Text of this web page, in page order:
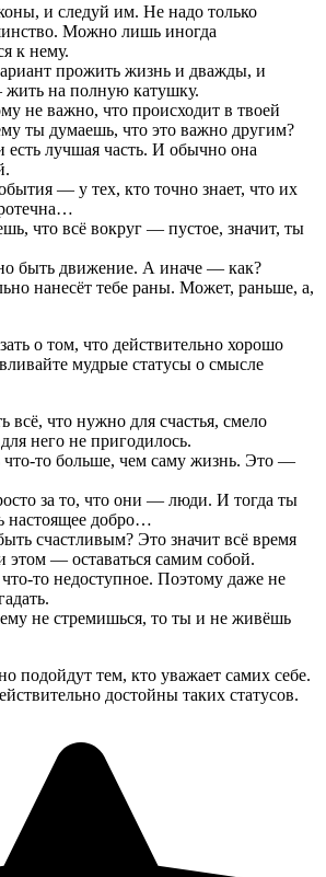
и следуй им. Не надо только
Можно лишь иногда
к нему.
прожить жизнь и дважды, и
на полную катушку.
не важно, что происходит в твоей
ты думаешь, что это важно другим?
лучшая часть. И обычно она
— у тех, кто точно знает, что их
что всё вокруг — пустое, значит, ты
быть движение. А иначе — как?
нанесёт тебе раны. Может, раньше, а,
о том, что действительно хорошо
мудрые статусы о смысле
всё, что нужно для счастья, смело
него не пригодилось.
что-то больше, чем саму жизнь. Это —
за то, что они — люди. И тогда ты
настоящее добро…
счастливым? Это значит всё время
этом — оставаться самим собой.
то недоступное. Поэтому даже не
не стремишься, то ты и не живёшь
подойдут тем, кто уважает самих себе.
достойны таких статусов.